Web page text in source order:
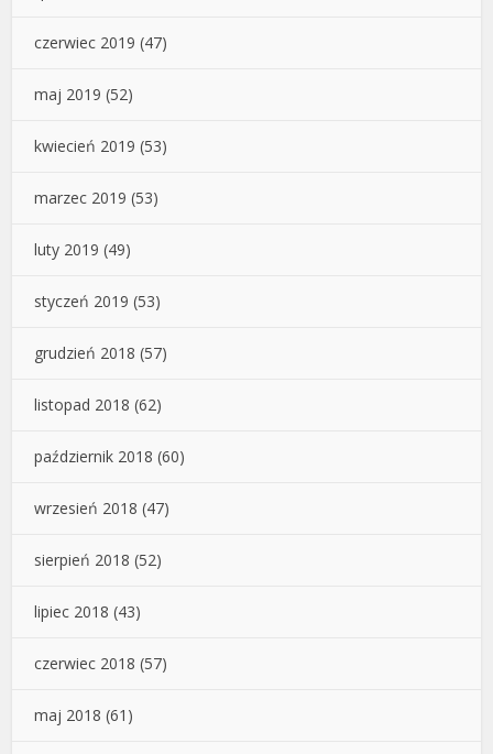
czerwiec 2019 (47)
maj 2019 (52)
kwiecień 2019 (53)
marzec 2019 (53)
luty 2019 (49)
styczeń 2019 (53)
grudzień 2018 (57)
listopad 2018 (62)
październik 2018 (60)
wrzesień 2018 (47)
sierpień 2018 (52)
lipiec 2018 (43)
czerwiec 2018 (57)
maj 2018 (61)